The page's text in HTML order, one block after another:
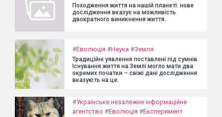
Походження життя на нашій планеті: нове
дослідження вказує на можливість
двократного виникнення життя.
#Еволюція #Наука #Земля
Традиційні уявлення поставлені під сумнів.
Існування життя на Землі могло мати два
окремих початки – свіжі дані дослідження
вказують на це.
#Українське незалежне інформаційне
агентство #Еволюція #Експеримент